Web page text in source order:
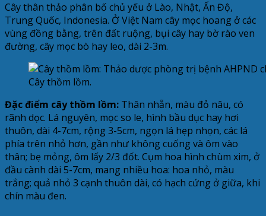
Cây thân thảo phân bố chủ yếu ở Lào, Nhật, Ấn Độ,
Trung Quốc, Indonesia. Ở Việt Nam cây mọc hoang ở các
vùng đồng bằng, trên đất ruộng, bụi cây hay bờ rào ven
đường, cây mọc bò hay leo, dài 2-3m.
Cây thồm lồm.
Đặc điểm cây thồm lồm: Thân nhẵn, màu đỏ nâu, có
rãnh dọc. Lá nguyên, mọc so le, hình bầu dục hay hơi
thuôn, dài 4-7cm, rộng 3-5cm, ngọn lá hẹp nhọn, các lá
phía trên nhỏ hơn, gần như không cuống và ôm vào
thân; bẹ mỏng, ôm lấy 2/3 đốt. Cụm hoa hình chùm xim, ở
đầu cành dài 5-7cm, mang nhiều hoa: hoa nhỏ, màu
trắng; quả nhỏ 3 cạnh thuôn dài, có hạch cứng ở giữa, khi
chín màu đen.